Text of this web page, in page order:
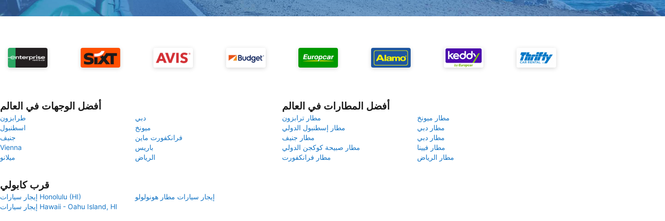
أفضل الوجهات في العالم
طرابزون
دبي
اسطنبول
ميونخ
جنيف
فرانكفورت ماين
Vienna
باريس
ميلانو
الرياض
أفضل المطارات في العالم
مطار ترابزون
مطار ميونخ
مطار إسطنبول الدولي
مطار دبي
مطار جنيف
مطار دبي
مطار صبيحة كوكجن الدولي
مطار فيينا
مطار فرانكفورت
مطار الرياض
قرب كابولي
إيجار سيارات Honolulu (HI)
إيجار سيارات مطار هونولولو
إيجار سيارات Hawaii - Oahu Island, HI